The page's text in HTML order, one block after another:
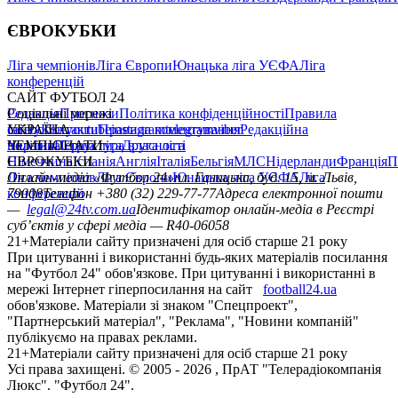
ЄВРОКУБКИ
Ліга чемпіонівЛіга ЄвропиЮнацька ліга УЄФАЛіга
конференцій
САЙТ ФУТБОЛ 24
РедакціяПрогнозиПолітика конфіденційностіПравила
сайтуКонтактиПравила коментуванняРедакційна
політикаСтруктура власності
Соціальні мережі
facebookxyoutubeinstagramtelegramviber
УКРАЇНА
УкраїнаПерша лігаДруга ліга
ЧЕМПІОНАТИ
НімеччинаІспаніяАнгліяІталіяБельгіяМЛСНідерландиФранція
ЄВРОКУБКИ
Ліга чемпіонівЛіга ЄвропиЮнацька ліга УЄФАЛіга
конференцій
Онлайн-медіа «Футбол 24»пл. Галицька, буд. 15, м. Львів,
79008Телефон +380 (32) 229-77-77Адреса електронної пошти
— legal@24tv.com.uaІдентифікатор онлайн-медіа в Реєстрі
суб’єктів у сфері медіа — R40-06058
21+Матеріали сайту призначені для осіб старше 21 року
При цитуванні і використанні будь-яких матеріалів посилання
на "Футбол 24" обов'язкове. При цитуванні і використанні в
мережі Інтернет гіперпосилання на сайт
football24.ua
обов'язкове. Матеріали зі знаком "Спецпроект",
"Партнерський матеріал", "Реклама", "Новини компаній"
публікуємо на правах реклами.
21+Матеріали сайту призначені для осіб старше 21 року
Усi права захищенi. © 2005 - 2026 , ПрАТ "Телерадіокомпанія
Люкс". "Футбол 24".